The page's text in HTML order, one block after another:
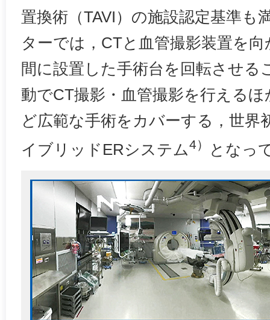
置換術（TAVI）の施設認定基準も
ターでは，CTと血管撮影装置を
間に設置した手術台を回転させる
動でCT撮影・血管撮影を行える
ど広範な手術をカバーする，世界
イブリッドERシステム4） となっ